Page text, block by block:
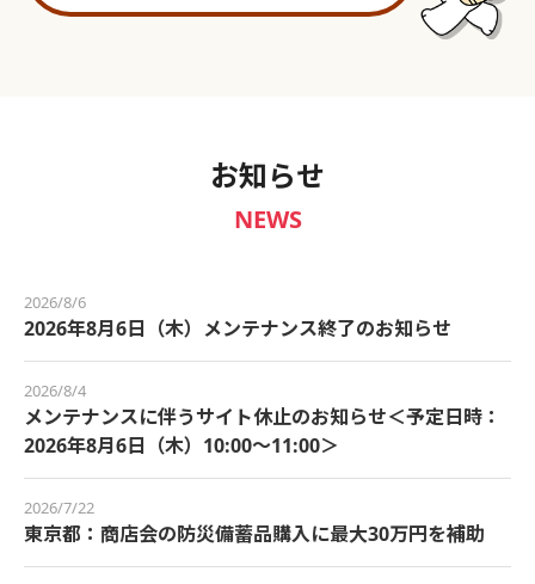
お知らせ
NEWS
2026/8/6
2026年8月6日（木）メンテナンス終了のお知らせ
2026/8/4
メンテナンスに伴うサイト休止のお知らせ＜予定日時：
2026年8月6日（木）10:00～11:00＞
2026/7/22
東京都：商店会の防災備蓄品購入に最大30万円を補助